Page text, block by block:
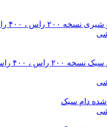
، ۴۰۰ راس و نامحدود
، ۴۰۰ راس و نا محدود
شده دام سبک